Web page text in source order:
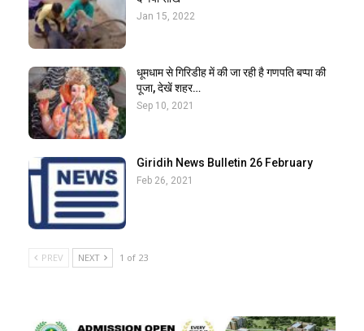
Jan 15, 2022
धूमधाम से गिरिडीह में की जा रही है गणपति बप्पा की
पूजा, देखें शहर…
Sep 10, 2021
Giridih News Bulletin 26 February
Feb 26, 2021
PREV NEXT 1 of 23